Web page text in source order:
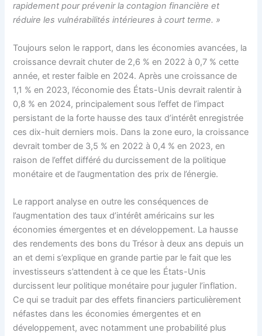
rapidement pour prévenir la contagion financière et
réduire les vulnérabilités intérieures à court terme. »
Toujours selon le rapport, dans les économies avancées, la
croissance devrait chuter de 2,6 % en 2022 à 0,7 % cette
année, et rester faible en 2024. Après une croissance de
1,1 % en 2023, l’économie des États-Unis devrait ralentir à
0,8 % en 2024, principalement sous l’effet de l’impact
persistant de la forte hausse des taux d’intérêt enregistrée
ces dix-huit derniers mois. Dans la zone euro, la croissance
devrait tomber de 3,5 % en 2022 à 0,4 % en 2023, en
raison de l’effet différé du durcissement de la politique
monétaire et de l’augmentation des prix de l’énergie.
Le rapport analyse en outre les conséquences de
l’augmentation des taux d’intérêt américains sur les
économies émergentes et en développement. La hausse
des rendements des bons du Trésor à deux ans depuis un
an et demi s’explique en grande partie par le fait que les
investisseurs s’attendent à ce que les États-Unis
durcissent leur politique monétaire pour juguler l’inflation.
Ce qui se traduit par des effets financiers particulièrement
néfastes dans les économies émergentes et en
développement, avec notamment une probabilité plus